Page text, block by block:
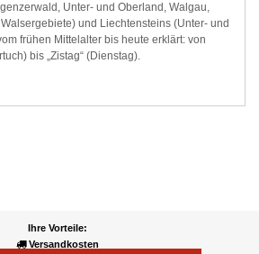
Unter- und Oberland, Walgau,
und Liechtensteins (Unter- und
frühen Mittelalter bis heute erklärt: von
bis „Zistag“ (Dienstag).
Ihre Vorteile:
Versandkosten